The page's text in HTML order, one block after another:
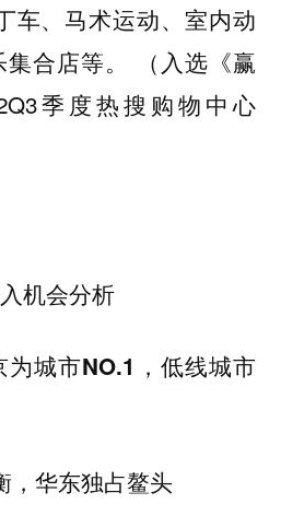
车、马术运动、室内动
合店等。 （入选《赢
季度热搜购物中心
机会分析
城市NO.1，低线城市
，华东独占鳌头